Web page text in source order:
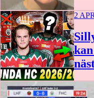
1:42 2